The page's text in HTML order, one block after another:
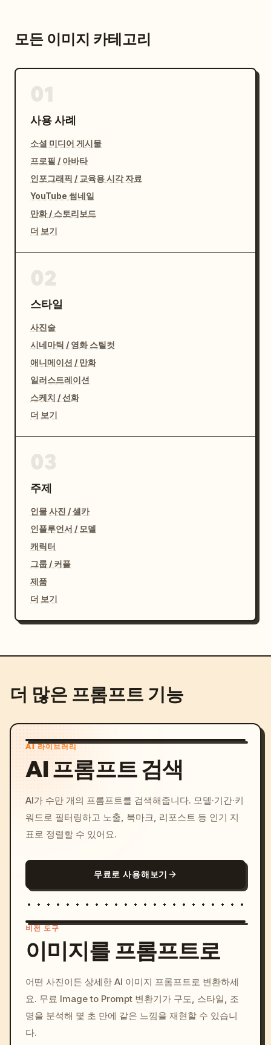
모든 이미지 카테고리
사용 사례
소셜 미디어 게시물
프로필 / 아바타
인포그래픽 / 교육용 시각 자료
YouTube 썸네일
만화 / 스토리보드
더 보기
스타일
사진술
시네마틱 / 영화 스틸컷
애니메이션 / 만화
일러스트레이션
스케치 / 선화
더 보기
주제
인물 사진 / 셀카
인플루언서 / 모델
캐릭터
그룹 / 커플
제품
더 보기
더 많은 프롬프트 기능
AI 라이브러리
AI 프롬프트 검색
AI가 수만 개의 프롬프트를 검색해줍니다. 모델·기간·키
워드로 필터링하고 노출, 북마크, 리포스트 등 인기 지
표로 정렬할 수 있어요.
무료로 사용해보기
c, cyberpunk sunset, neon
colors, 8k --v 6.0
비전 도구
이미지를 프롬프트로
어떤 사진이든 상세한 AI 이미지 프롬프트로 변환하세
요. 무료 Image to Prompt 변환기가 구도, 스타일, 조
명을 분석해 몇 초 만에 같은 느낌을 재현할 수 있습니
다.